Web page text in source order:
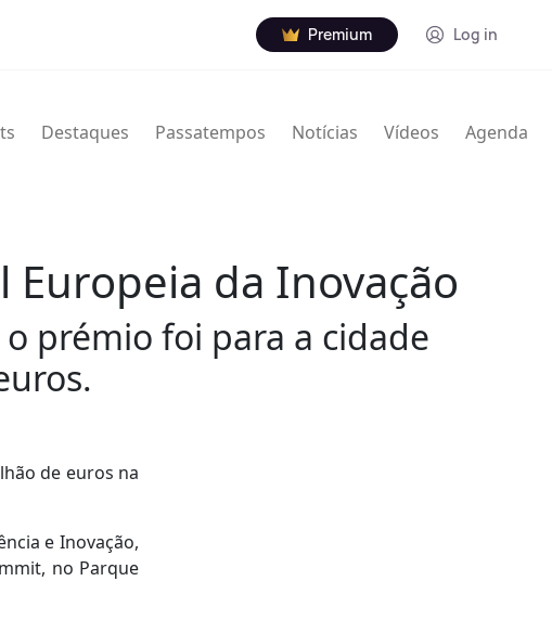
Premium Log in
Destaques Passatempos Notícias Vídeos Agenda
da Inovação
prémio foi para a cidade
de euros na
e Inovação,
no Parque